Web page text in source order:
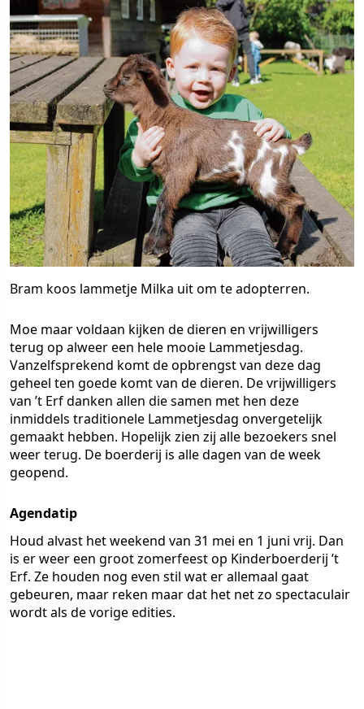
Bram koos lammetje Milka uit om te adopterren.
Moe maar voldaan kijken de dieren en vrijwilligers
terug op alweer een hele mooie Lammetjesdag.
Vanzelfsprekend komt de opbrengst van deze dag
geheel ten goede komt van de dieren. De vrijwilligers
van ’t Erf danken allen die samen met hen deze
inmiddels traditionele Lammetjesdag onvergetelijk
gemaakt hebben. Hopelijk zien zij alle bezoekers snel
weer terug. De boerderij is alle dagen van de week
geopend.
Agendatip
Houd alvast het weekend van 31 mei en 1 juni vrij. Dan
is er weer een groot zomerfeest op Kinderboerderij ’t
Erf. Ze houden nog even stil wat er allemaal gaat
gebeuren, maar reken maar dat het net zo spectaculair
wordt als de vorige edities.